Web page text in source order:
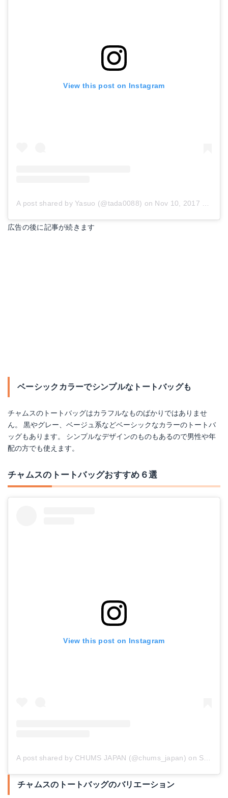
View this post on Instagram
A post shared by Yasuo (@tada0088) on Nov 10, 2017 at 6:08am PST
広告の後に記事が続きます
ベーシックカラーでシンプルなトートバッグも
チャムスのトートバッグはカラフルなものばかりではありませ
ん。 黒やグレー、ベージュ系などベーシックなカラーのトートバ
ッグもあります。 シンプルなデザインのものもあるので男性や年
配の方でも使えます。
チャムスのトートバッグおすすめ６選
View this post on Instagram
A post shared by CHUMS JAPAN (@chums_japan) on Sep 6, 2017 at 3:34am PDT
チャムスのトートバッグのバリエーション